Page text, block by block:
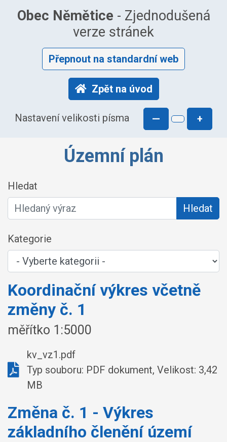
Obec Němětice - Zjednodušená
verze stránek
Přepnout na standardní web
Zpět na úvod
Nastavení velikosti písma — +
Územní plán
Hledat
Hledat
Kategorie
Koordinační výkres včetně
změny č. 1
měřítko 1:5000
kv_vz1.pdf
Typ souboru: PDF dokument, Velikost: 3,42
MB
Změna č. 1 - Výkres
základního členění území